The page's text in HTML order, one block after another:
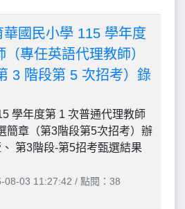
國民小學 115 學年度
專任英語代理教師）
3 階段第 5 次招考）錄
學年度第 1 次普通代理教師
簡章（第3階段第5次招考）辦
第3階段-第5招考甄選結果
08-03 11:27:42 / 點閱：38